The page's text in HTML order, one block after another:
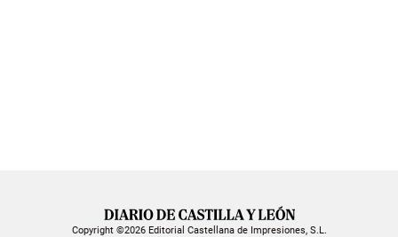
Copyright ©2026 Editorial Castellana de Impresiones, S.L.